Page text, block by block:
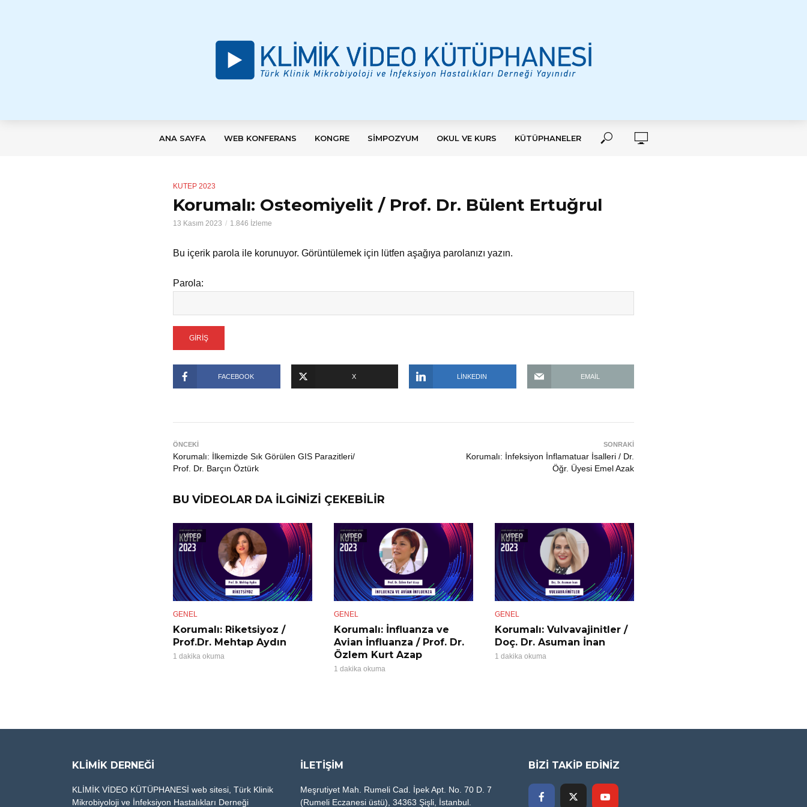
ANA SAYFA WEB KONFERANS KONGRE SIMPOZYUM OKUL VE KURS KÜTÜPHANELER
KUTEP 2023
Korumalı: Osteomiyelit / Prof. Dr. Bülent Ertuğrul
13 Kasım 2023 1.846 İzleme
Bu içerik parola ile korunuyor. Görüntülemek için lütfen aşağıya parolanızı yazın.
Parola:
FACEBOOK X LINKEDIN EMAIL
ÖNCEKİ
Korumalı: İlkemizde Sık Görülen GIS Parazitleri/
Prof. Dr. Barçın Öztürk
SONRAKİ
Korumalı: İnfeksiyon İnflamatuar İsalleri / Dr.
Öğr. Üyesi Emel Azak
BU VİDEOLAR DA İLGİNİZİ ÇEKEBİLİR
VİDEO
GENEL
Korumalı: Riketsiyoz /
Prof.Dr. Mehtap Aydın
1 dakika okuma
VİDEO
GENEL
Korumalı: İnfluanza ve
Avian İnfluanza / Prof. Dr.
Özlem Kurt Azap
1 dakika okuma
VİDEO
GENEL
Korumalı: Vulvavajinitler /
Doç. Dr. Asuman İnan
1 dakika okuma
KLIMIK DERNEĞI
KLİMİK VİDEO KÜTÜPHANESİ web sitesi, Türk Klinik
Mikrobiyoloji ve İnfeksiyon Hastalıkları Derneği
İLETİŞİM
Meşrutiyet Mah. Rumeli Cad. İpek Apt. No. 70 D. 7
(Rumeli Eczanesi üstü), 34363 Şişli, İstanbul.
BİZİ TAKİP EDİNİZ